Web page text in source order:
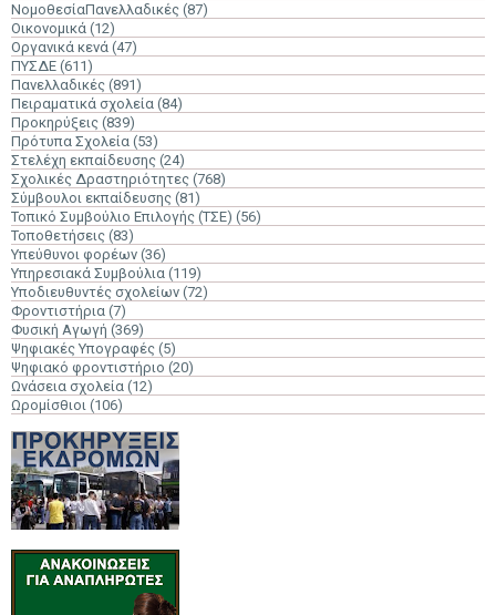
ΝομοθεσίαΠανελλαδικές (87)
Οικονομικά (12)
Οργανικά κενά (47)
ΠΥΣΔΕ (611)
Πανελλαδικές (891)
Πειραματικά σχολεία (84)
Προκηρύξεις (839)
Πρότυπα Σχολεία (53)
Στελέχη εκπαίδευσης (24)
Σχολικές Δραστηριότητες (768)
Σύμβουλοι εκπαίδευσης (81)
Τοπικό Συμβούλιο Επιλογής (ΤΣΕ) (56)
Τοποθετήσεις (83)
Υπεύθυνοι φορέων (36)
Υπηρεσιακά Συμβούλια (119)
Υποδιευθυντές σχολείων (72)
Φροντιστήρια (7)
Φυσική Αγωγή (369)
Ψηφιακές Υπογραφές (5)
Ψηφιακό φροντιστήριο (20)
Ωνάσεια σχολεία (12)
Ωρομίσθιοι (106)